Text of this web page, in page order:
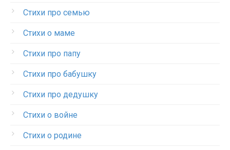
Стихи про семью
Стихи о маме
Стихи про папу
Стихи про бабушку
Стихи про дедушку
Стихи о войне
Стихи о родине